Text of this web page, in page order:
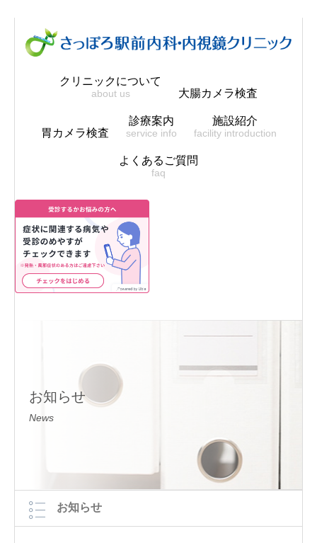
クリニックについて
about us 大腸カメラ検査
胃カメラ検査
診療案内
service info
施設紹介
facility introduction
よくあるご質問
faq
お知らせ
News
お知らせ